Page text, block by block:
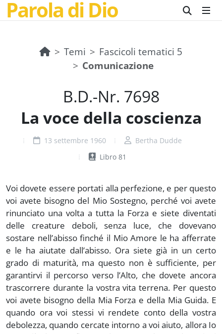
Parola di Dio
Temi
Fascicoli tematici 5
Comunicazione
B.D.-Nr. 7698
La voce della coscienza
13 settembre 1960
Bertha Dudde
Libro 81
Voi dovete essere portati alla perfezione, e per questo
voi avete bisogno del Mio Sostegno, perché voi avete
rinunciato una volta a tutta la Forza e siete diventati
delle creature deboli, senza luce, che dovevano
sostare nell’abisso finché il Mio Amore le ha afferrate
e le ha aiutate dall’abisso. Ora siete già in un certo
grado di maturità, ma questo non è sufficiente, per
garantirvi il percorso verso l’Alto, che dovete ancora
trascorrere durante la vostra vita terrena. Per questo
voi avete bisogno della Mia Forza e della Mia Guida. E
quando ora voi stessi vi rendete conto della vostra
debolezza, quando cercate intorno a voi aiuto, allora Io